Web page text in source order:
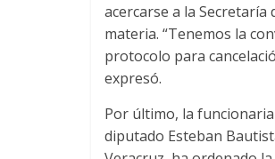
acercarse a la
materia. “Tenemos la
protocolo para
expresó.
Por último, la
diputado Esteban